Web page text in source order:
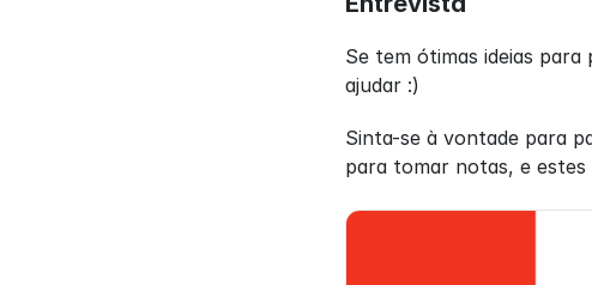
Se tem ótimas ideias
ajudar :)
Sinta-se à vontade para
para tomar notas, e estes